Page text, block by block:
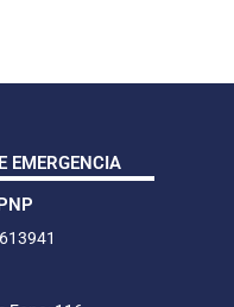
EMERGENCIA